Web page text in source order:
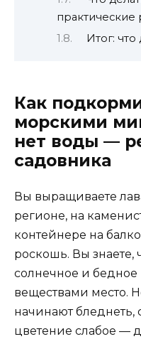
Итог:
Как
морскими
нет воды —
садовника
Вы выращиваете
регионе, на
контейнере на
роскошь. Вы знаете,
солнечное и
веществами место.
начинают бледнеть,
цветение слабое —